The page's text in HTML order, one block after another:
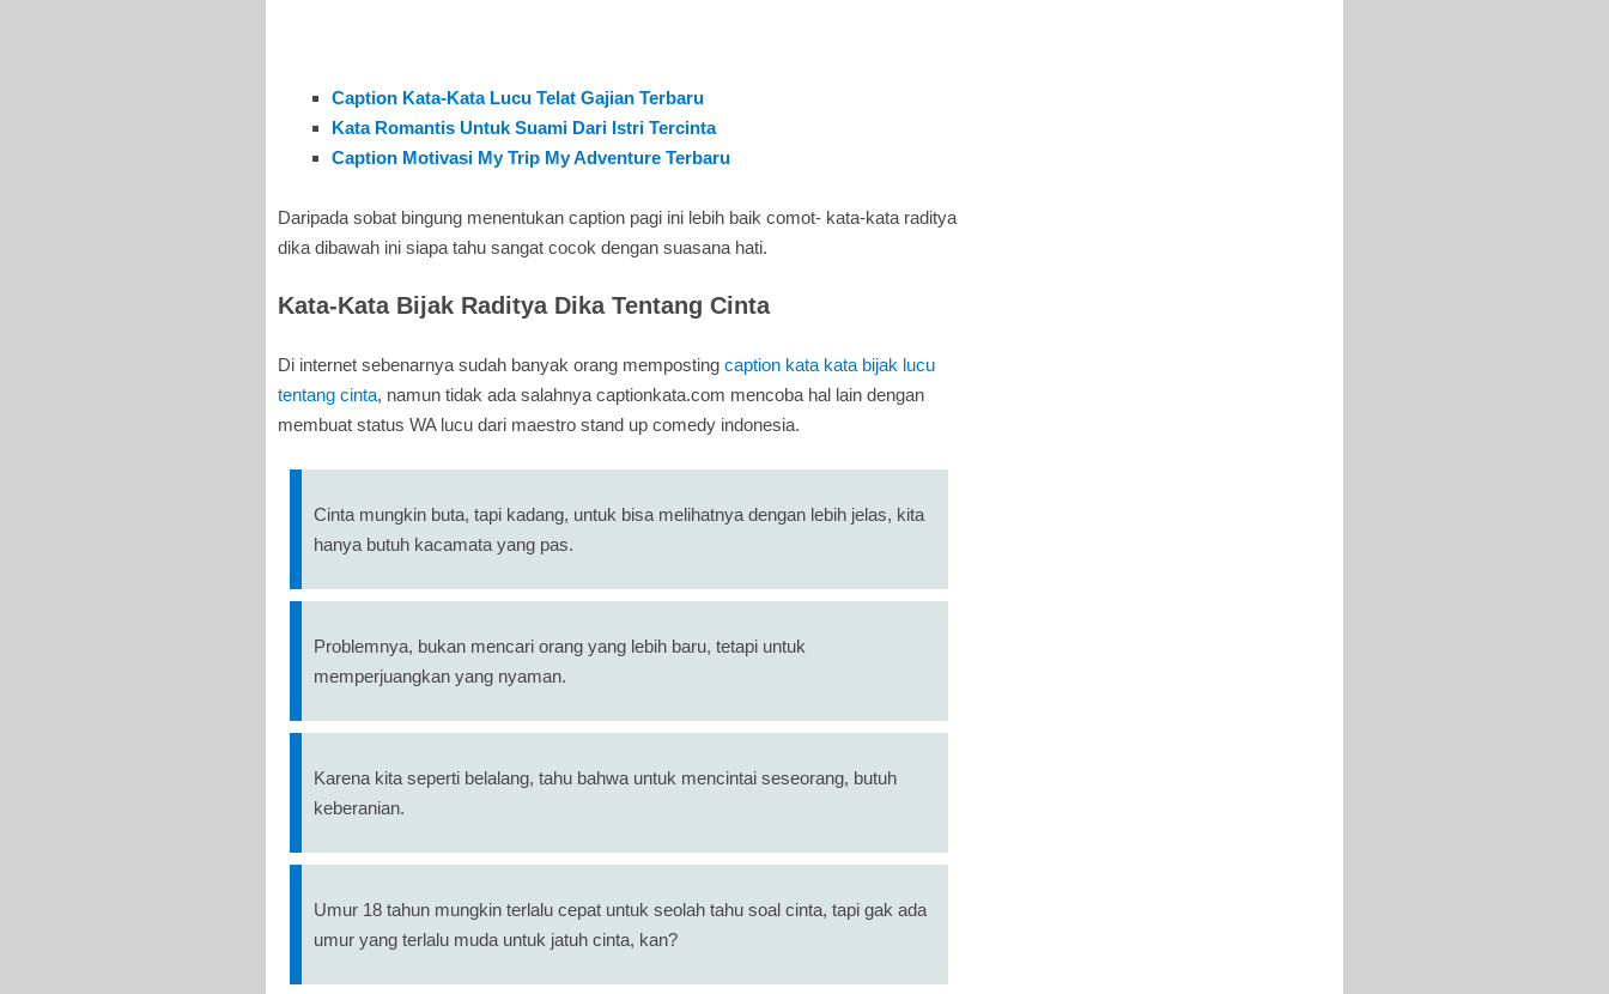
Caption Kata-Kata Lucu Telat Gajian Terbaru
Kata Romantis Untuk Suami Dari Istri Tercinta
Caption Motivasi My Trip My Adventure Terbaru
Daripada sobat bingung menentukan caption pagi ini lebih baik comot- kata-kata raditya
dika dibawah ini siapa tahu sangat cocok dengan suasana hati.
Kata-Kata Bijak Raditya Dika Tentang Cinta
Di internet sebenarnya sudah banyak orang memposting caption kata kata bijak lucu
tentang cinta, namun tidak ada salahnya captionkata.com mencoba hal lain dengan
membuat status WA lucu dari maestro stand up comedy indonesia.
Cinta mungkin buta, tapi kadang, untuk bisa melihatnya dengan lebih jelas, kita
hanya butuh kacamata yang pas.
Problemnya, bukan mencari orang yang lebih baru, tetapi untuk
memperjuangkan yang nyaman.
Karena kita seperti belalang, tahu bahwa untuk mencintai seseorang, butuh
keberanian.
Umur 18 tahun mungkin terlalu cepat untuk seolah tahu soal cinta, tapi gak ada
umur yang terlalu muda untuk jatuh cinta, kan?